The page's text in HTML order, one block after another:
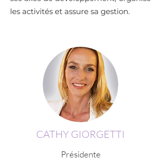
les activités et assure sa gestion.
CATHY GIORGETTI
Présidente